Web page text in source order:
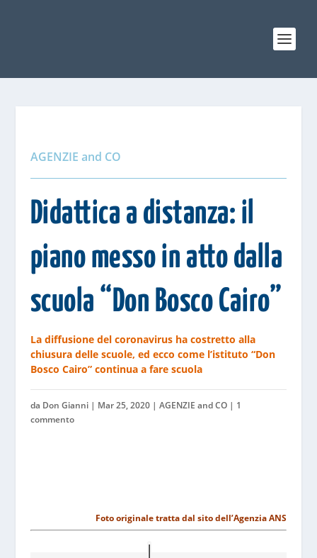
AGENZIE and CO
Didattica a distanza: il
piano messo in atto dalla
scuola “Don Bosco Cairo”
La diffusione del coronavirus ha costretto alla
chiusura delle scuole, ed ecco come l’istituto “Don
Bosco Cairo” continua a fare scuola
da Don Gianni| Mar 25, 2020| AGENZIE and CO| 1
commento
Foto originale tratta dal sito dell’Agenzia ANS